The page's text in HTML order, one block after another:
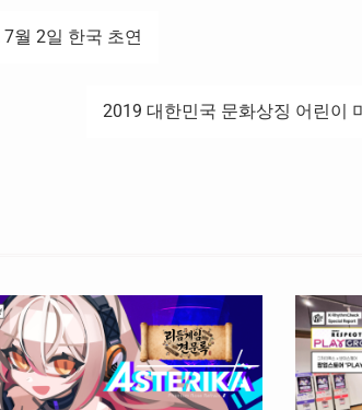
라인게임 2
수 게임물
Valve(밸
월 2일 한국 초연
2019 대한민국 문화상징 어린이